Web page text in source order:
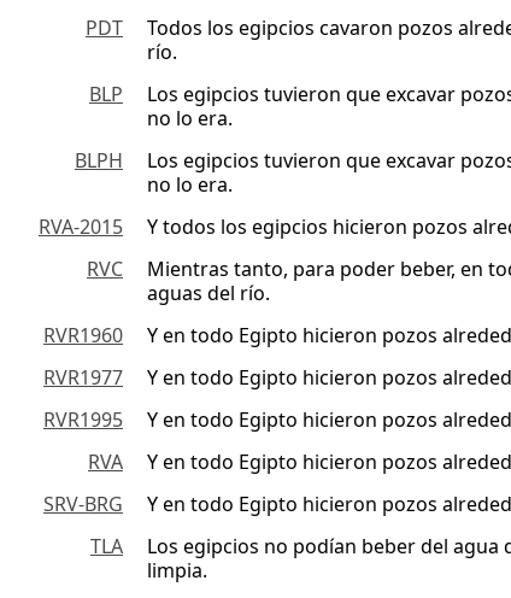
PDT
Todos los egipcios cavaron pozos
río.
BLP
Los egipcios tuvieron que excavar
no lo era.
BLPH
Los egipcios tuvieron que excavar
no lo era.
RVA-2015
Y todos los egipcios hicieron pozos
RVC
Mientras tanto, para poder beber, en
aguas del río.
RVR1960
Y en todo Egipto hicieron pozos
RVR1977
Y en todo Egipto hicieron pozos
RVR1995
Y en todo Egipto hicieron pozos
RVA
Y en todo Egipto hicieron pozos
SRV-BRG
Y en todo Egipto hicieron pozos
TLA
Los egipcios no podían beber del
limpia.